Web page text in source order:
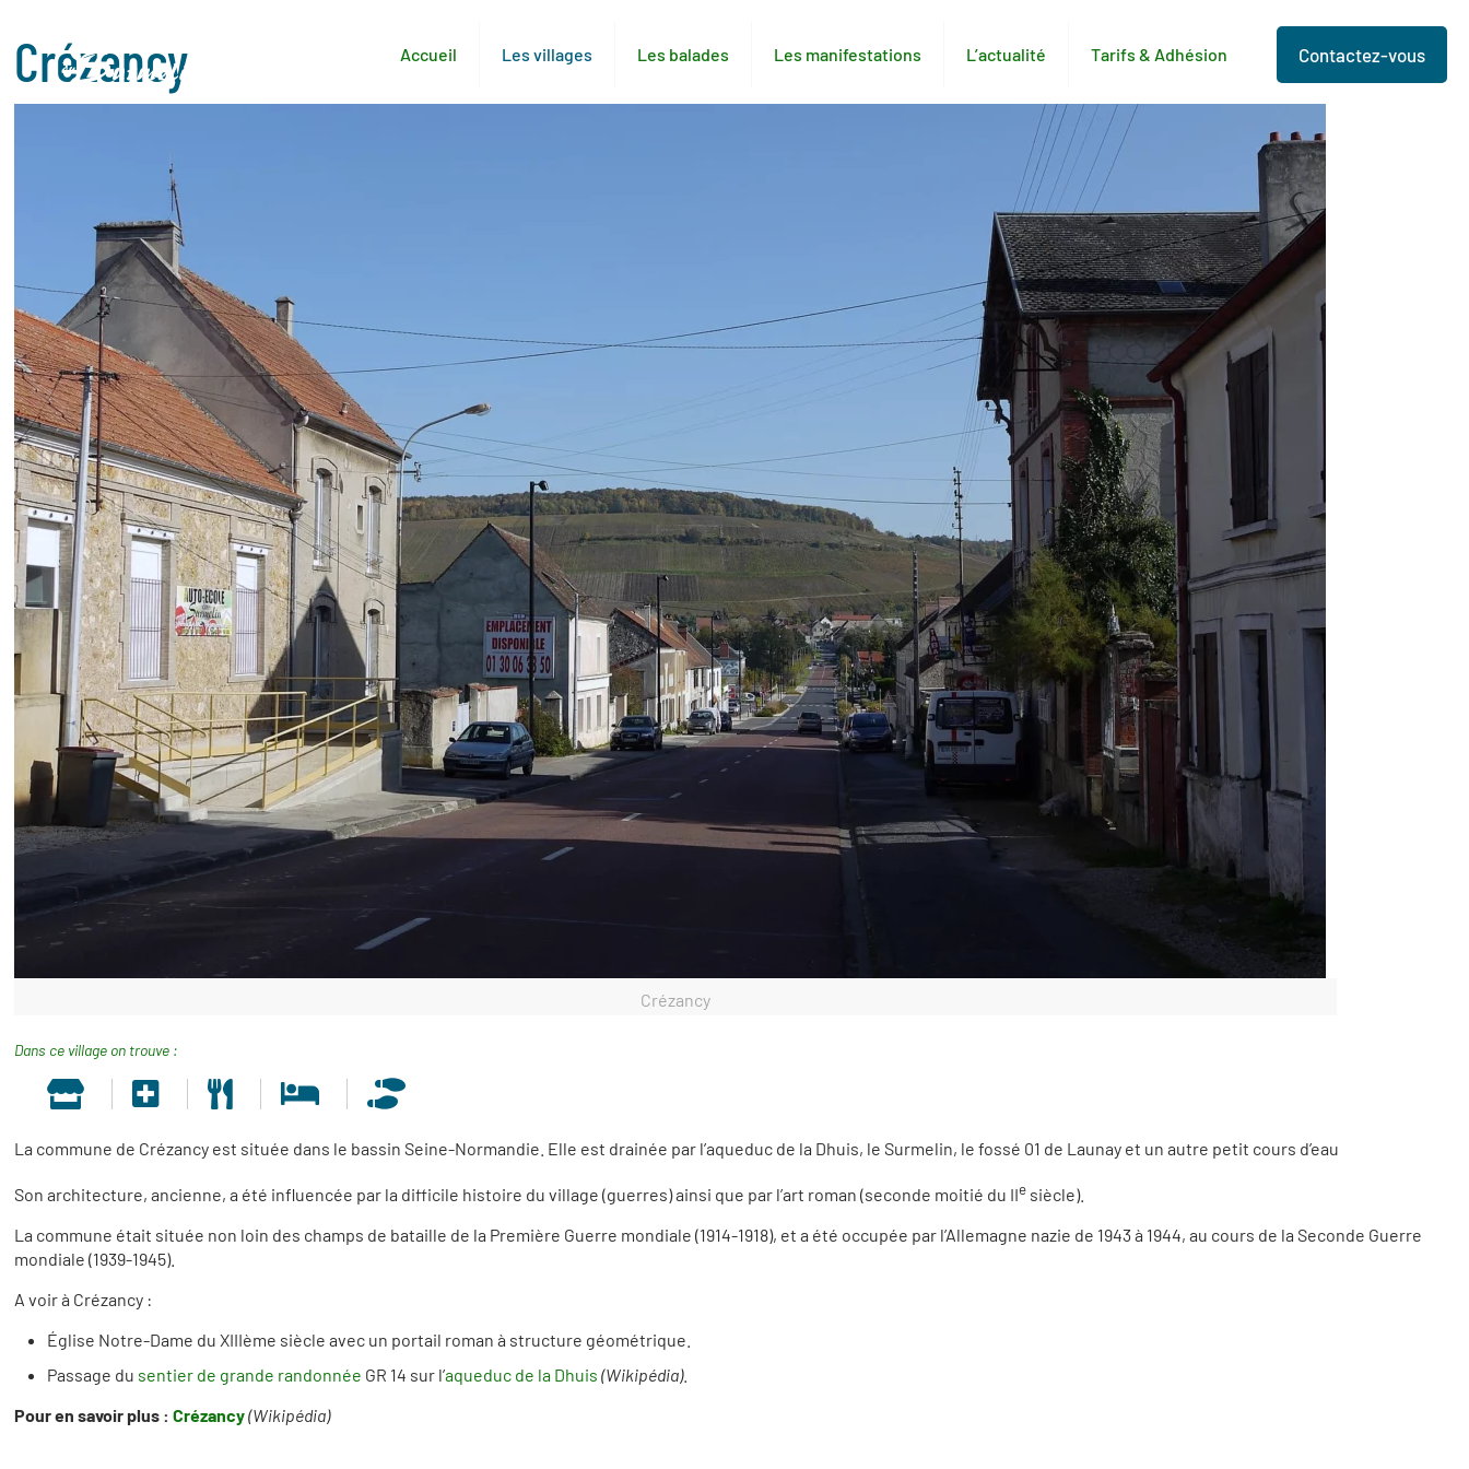
Accueil Les villages Les balades Les manifestations L’actualité Tarifs & Adhésion Contactez-vous
Crézancy
Crézancy
Dans ce village on trouve :
La commune de Crézancy est située dans le bassin Seine-Normandie. Elle est drainée par l’aqueduc de la Dhuis, le Surmelin, le fossé 01 de Launay et un autre petit cours d’eau
Son architecture, ancienne, a été influencée par la difficile histoire du village (guerres) ainsi que par l’art roman (seconde moitié du IIe siècle).
La commune était située non loin des champs de bataille de la Première Guerre mondiale (1914-1918), et a été occupée par l’Allemagne nazie de 1943 à 1944, au cours de la Seconde Guerre
mondiale (1939-1945).
A voir à Crézancy :
Église Notre-Dame du XIIIème siècle avec un portail roman à structure géométrique.
Passage du sentier de grande randonnée GR 14 sur l’aqueduc de la Dhuis (Wikipédia).
Pour en savoir plus :Crézancy(Wikipédia)